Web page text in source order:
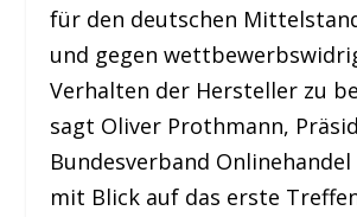
für den deutschen
und gegen
Verhalten der Hersteller zu
sagt Oliver Prothmann,
Bundesverband Onlinehandel
mit Blick auf das erste